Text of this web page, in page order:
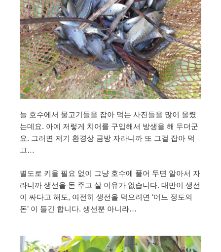
늘 호수에서 물고기들을 잡아 먹는 사진들을 많이 올렸
는데요. 아예 저렇게 치어를 구입해서 방생을 해 두더군
요. 그러면 저기 환경상 금방 자라니까 또 그걸 잡아 먹
고…
별도로 키울 필요 없이 그냥 호수에 풀어 두면 알아서 자
라니까 생선을 돈 주고 살 이유가 없습니다. 대만이 생선
이 싸다고 해도, 여전히 생선을 먹으려면 ‘어느 정도의
돈’ 이 들긴 합니다. 생선뿐 아니라…